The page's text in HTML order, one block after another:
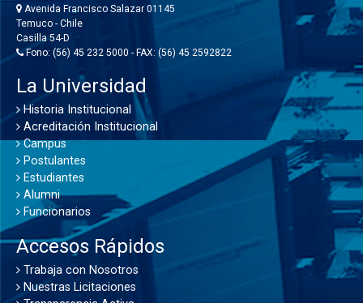
Avenida Francisco Salazar 01145
Temuco - Chile
Casilla 54-D
Fono: (56) 45 232 5000 - FAX: (56) 45 2592822
La Universidad
Historia Institucional
Acreditación Institucional
Campus
Postulantes
Estudiantes
Alumni
Funcionarios
Accesos Rápidos
Trabaja con Nosotros
Nuestras Licitaciones